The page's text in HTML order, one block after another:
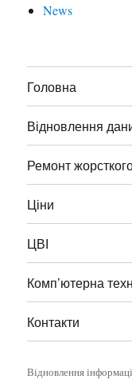
News
Головна
Відновлення
Ремонт
Ціни
ЦВІ
Комп’ютерна
Контакти
Відновлення